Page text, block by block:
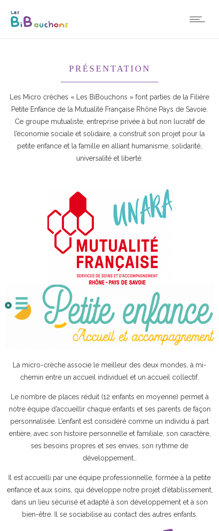
PRÉSENTATION
Les Micro crèches « Les BiBouchons » font parties de la Filière
Petite Enfance de la Mutualité Française Rhône Pays de Savoie.
Ce groupe mutualiste, entreprise privée à but non lucratif de
l’économie sociale et solidaire, a construit son projet pour la
petite enfance et la famille en alliant humanisme, solidarité,
universalité et liberté.
La micro-crèche associe le meilleur des deux mondes, à mi-
chemin entre un accueil individuel et un accueil collectif.
Le nombre de places réduit (12 enfants en moyenne) permet à
notre équipe d’accueillir chaque enfants et ses parents de façon
personnalisée. L’enfant est considéré comme un individu à part
entière, avec son histoire personnelle et familiale, son caractère,
ses besoins propres et ses envies, son rythme de
développement…
Il est accueilli par une équipe professionnelle, formée à la petite
enfance et aux soins, qui développe notre projet d’établissement,
dans un lieu sécurisé et adapté à son développement et à son
bien-être. Il se sociabilise au contact des autres enfants.